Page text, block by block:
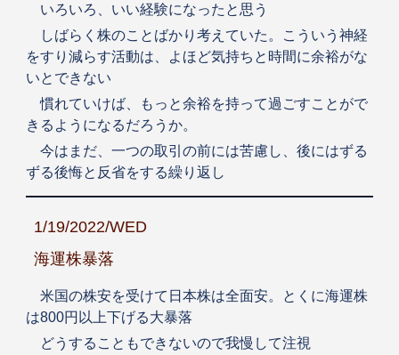
いろいろ、いい経験になったと思う
しばらく株のことばかり考えていた。こういう神経
をすり減らす活動は、よほど気持ちと時間に余裕がな
いとできない
慣れていけば、もっと余裕を持って過ごすことがで
きるようになるだろうか。
今はまだ、一つの取引の前には苦慮し、後にはずる
ずる後悔と反省をする繰り返し
1/19/2022/WED
海運株暴落
米国の株安を受けて日本株は全面安。とくに海運株
は800円以上下げる大暴落
どうすることもできないので我慢して注視